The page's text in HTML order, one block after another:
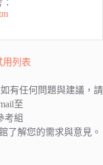
用列表
有任何問題與建議，請
至
考組
了解您的需求與意見。